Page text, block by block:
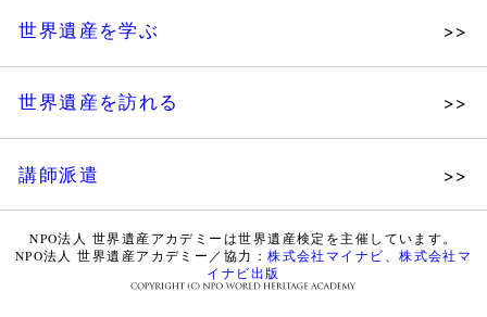
法人会員・協賛団体／公認団体
展示会
ツアー情報
世界遺産を学ぶ
世界遺産検定 公式HP
世界遺産検定 学習アシスト動画
世界遺産を訪れる
講師派遣
WHA認定講師について
WHA認定講師 紹介動画
NPO法人 世界遺産アカデミーは世界遺産検定を主催しています。
NPO法人 世界遺産アカデミー／協力：株式会社マイナビ 、株式会社マ
イナビ出版